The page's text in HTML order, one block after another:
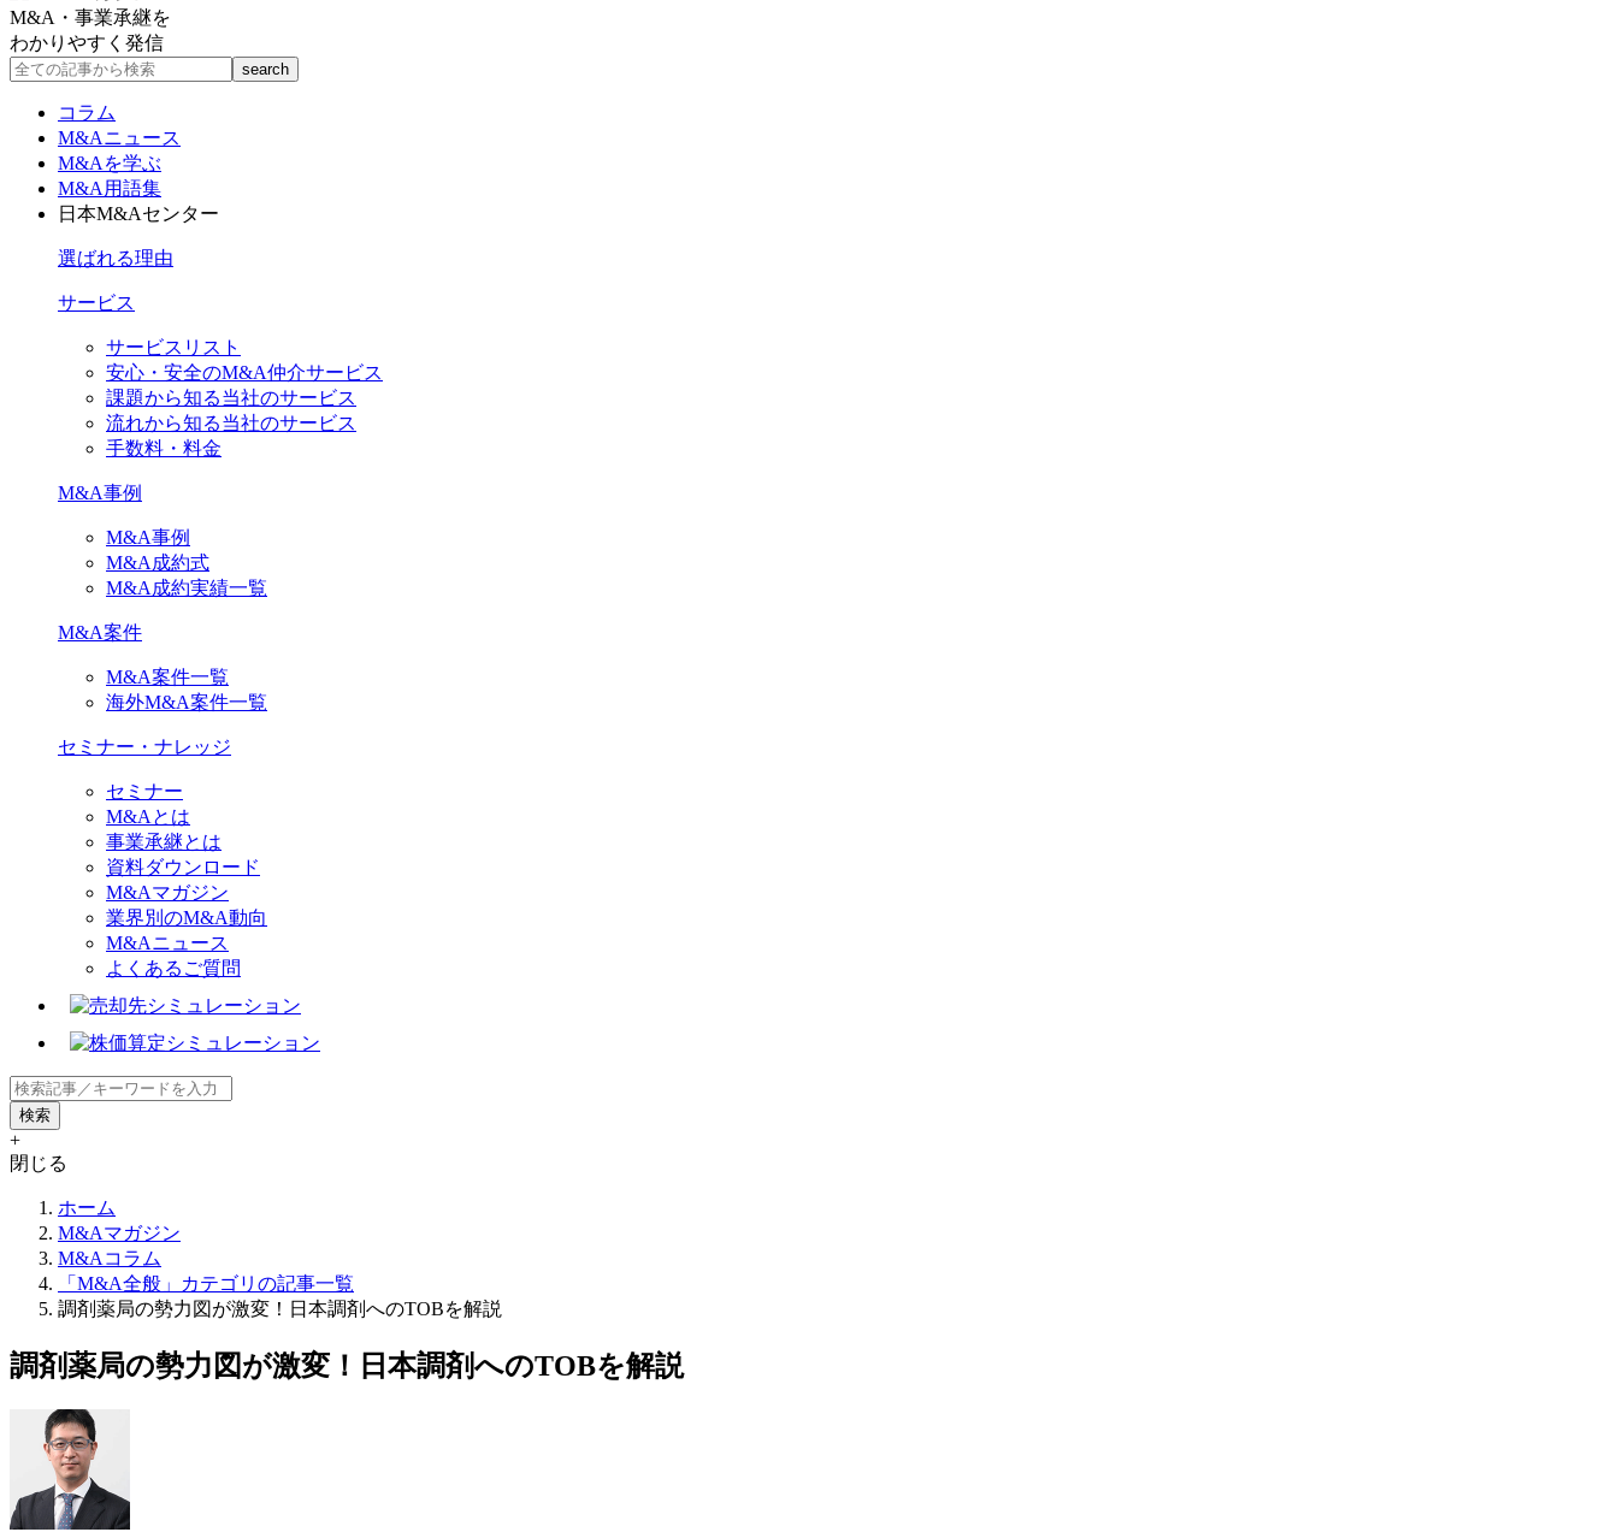
M&A・事業承継を
わかりやすく発信
コラム
M&Aニュース
M&Aを学ぶ
M&A用語集
日本M&Aセンター
選ばれる理由
サービス
サービスリスト
安心・安全のM&A仲介サービス
課題から知る当社のサービス
流れから知る当社のサービス
手数料・料金
M&A事例
M&A事例
M&A成約式
M&A成約実績一覧
M&A案件
M&A案件一覧
海外M&A案件一覧
セミナー・ナレッジ
セミナー
M&Aとは
事業承継とは
資料ダウンロード
M&Aマガジン
業界別のM&A動向
M&Aニュース
よくあるご質問
+
閉じる
ホーム
M&Aマガジン
M&Aコラム
「M&A全般」カテゴリの記事一覧
調剤薬局の勢力図が激変！日本調剤へのTOBを解説
調剤薬局の勢力図が激変！日本調剤へのTOBを解説